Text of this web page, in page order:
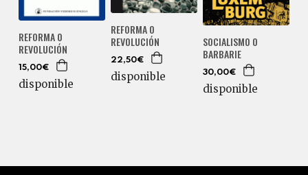
REFORMA O
REVOLUCIÓN
15,00€
disponible
REFORMA O
REVOLUCIÓN
22,50€
disponible
SOCIALISMO O
BARBARIE
30,00€
disponible